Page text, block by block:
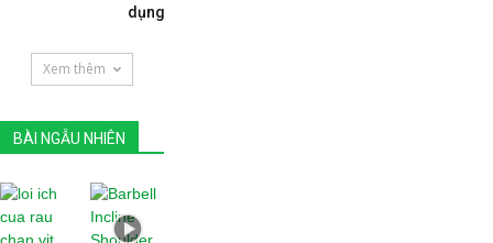
dụng...
Xem thêm
BÀI NGẪU NHIÊN